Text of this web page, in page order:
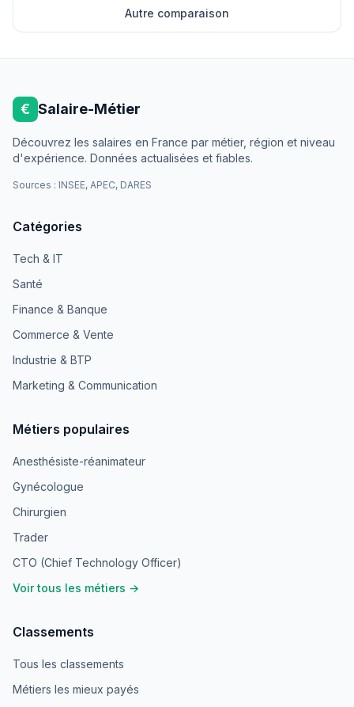
Autre comparaison
€ Salaire-Métier
Découvrez les salaires en France par métier, région et niveau
d'expérience. Données actualisées et fiables.
Sources : INSEE, APEC, DARES
Catégories
Tech & IT
Santé
Finance & Banque
Commerce & Vente
Industrie & BTP
Marketing & Communication
Métiers populaires
Anesthésiste-réanimateur
Gynécologue
Chirurgien
Trader
CTO (Chief Technology Officer)
Voir tous les métiers →
Classements
Tous les classements
Métiers les mieux payés